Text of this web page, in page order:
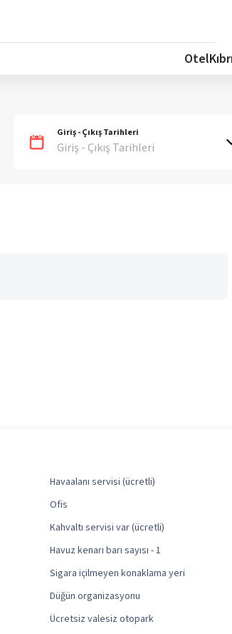
Otel
Giriş - Çıkış Tarihleri
Giriş - Çıkış Tarihleri
Havaalanı servisi (ücretli)
Ofis
Kahvaltı servisi var (ücretli)
Havuz kenarı barı sayısı - 1
Sigara içilmeyen konaklama yeri
Düğün organizasyonu
Ücretsiz valesiz otopark